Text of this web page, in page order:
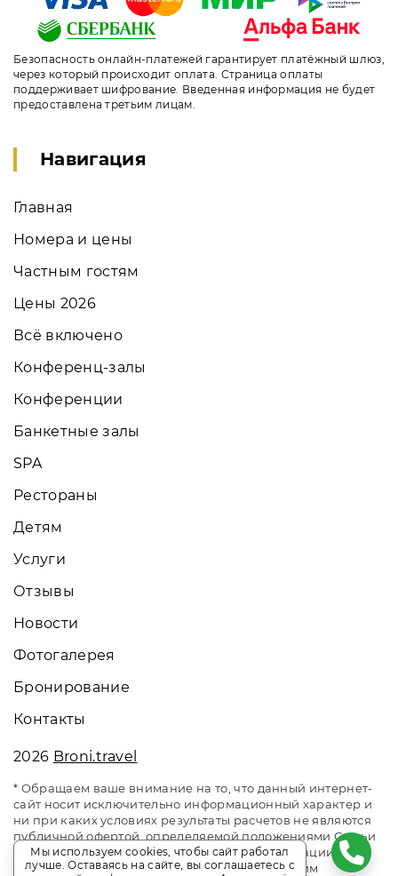
Безопасность онлайн-платежей гарантирует платёжный шлюз,
через который происходит оплата. Страница оплаты
поддерживает шифрование. Введенная информация не будет
предоставлена третьим лицам.
Навигация
Главная
Номера и цены
Частным гостям
Цены 2026
Всё включено
Конференц-залы
Конференции
Банкетные залы
SPA
Рестораны
Детям
Услуги
Отзывы
Новости
Фотогалерея
Бронирование
Контакты
2026 Broni.travel
* Обращаем ваше внимание на то, что данный интернет-
сайт носит исключительно информационный характер и
ни при каких условиях результаты расчетов не являются
публичной офертой, определяемой положениями Статьи
437 Гражданского кодекса Российской Федерации. За
окончательным расчетом обращайтесь к нашим
Мы используем cookies, чтобы сайт работал
лучше. Оставаясь на сайте, вы соглашаетесь с